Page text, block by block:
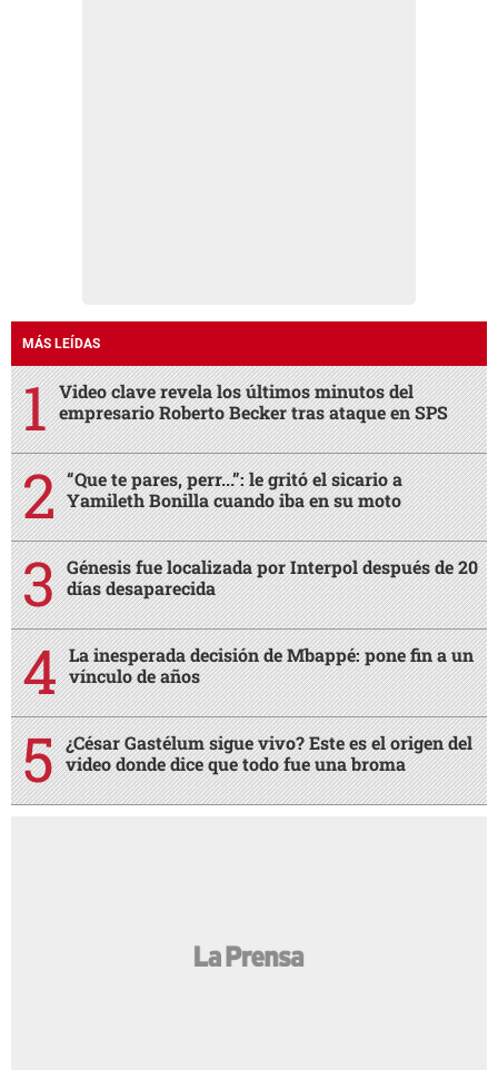
MÁS LEÍDAS
Video clave revela los últimos minutos del
empresario Roberto Becker tras ataque en SPS
“Que te pares, perr...”: le gritó el sicario a
Yamileth Bonilla cuando iba en su moto
Génesis fue localizada por Interpol después de 20
días desaparecida
La inesperada decisión de Mbappé: pone fin a un
vínculo de años
¿César Gastélum sigue vivo? Este es el origen del
video donde dice que todo fue una broma